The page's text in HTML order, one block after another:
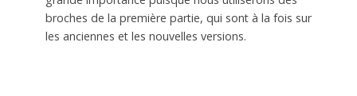
broches de la première partie, qui sont à la fois sur
les anciennes et les nouvelles versions.